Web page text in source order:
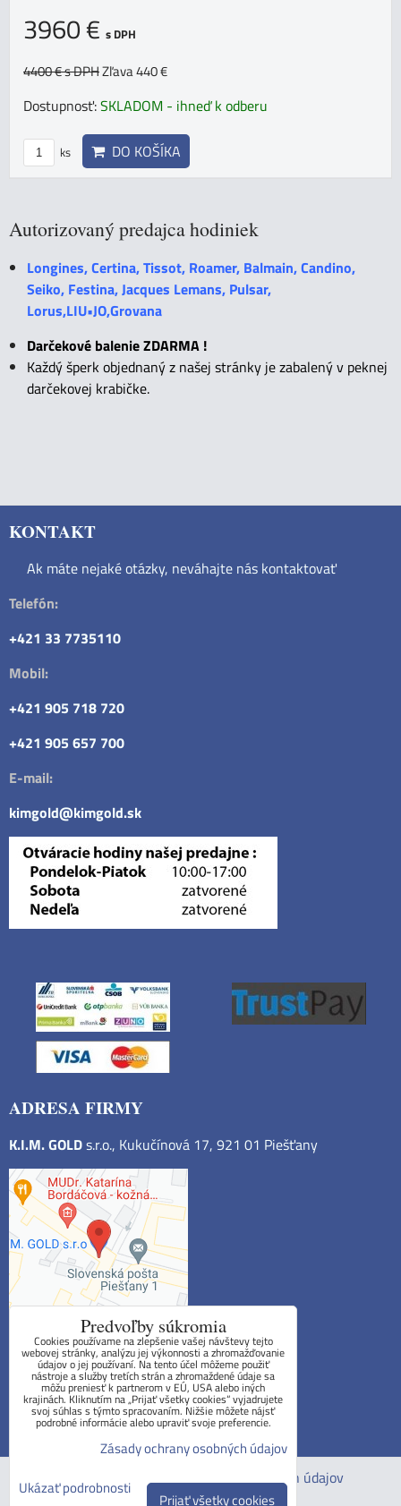
3960 € s DPH
4400 €s DPHZľava 440 €
Dostupnosť:SKLADOM - ihneď k odberu
ks DO KOŠÍKA
Autorizovaný predajca hodiniek
Longines, Certina, Tissot, Roamer, Balmain, Candino,
Seiko, Festina, Jacques Lemans, Pulsar,
Lorus,LIU•JO,Grovana
Darčekové balenie ZDARMA !
Každý šperk objednaný z našej stránky je zabalený v peknej
darčekovej krabičke.
KONTAKT
Ak máte nejaké otázky, neváhajte nás kontaktovať
Telefón:
+421 33 7735110
Mobil:
+421 905 718 720
+421 905 657 700
E-mail:
kimgold@kimgold.sk
ADRESA FIRMY
K.I.M. GOLDs.r.o., Kukučínová 17, 921 01 Piešťany
Obchodné podmienky
Reklamačný poriadok
Formulár na odstúpenie od zmluvy
Predvoľby súkromia
Zásady ochrany osobných údajov
Predvoľby súkromia
Cookies používame na zlepšenie vašej návštevy tejto
webovej stránky, analýzu jej výkonnosti a zhromažďovanie
údajov o jej používaní. Na tento účel môžeme použiť
nástroje a služby tretích strán a zhromaždené údaje sa
môžu preniesť k partnerom v EÚ, USA alebo iných
krajinách. Kliknutím na „Prijať všetky cookies“ vyjadrujete
svoj súhlas s týmto spracovaním. Nižšie môžete nájsť
podrobné informácie alebo upraviť svoje preferencie.
Zásady ochrany osobných údajov
Ukázať podrobnosti
Prijať všetky cookies